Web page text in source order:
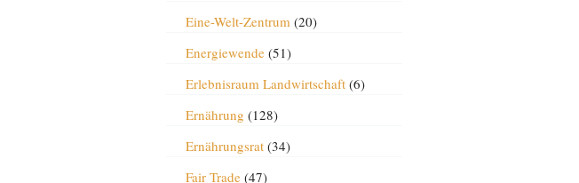
Eine-Welt-Zentrum(20)
Energiewende(51)
Erlebnisraum Landwirtschaft(6)
Ernährung (128)
Ernährungsrat(34)
Fair Trade(47)